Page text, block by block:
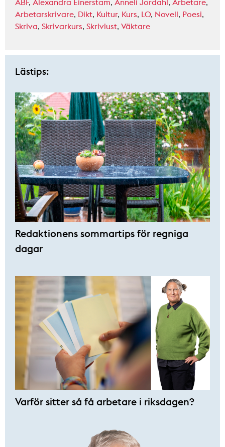
Arbetarskrivare, Dikt, Kultur, Kurs, LO, Novell, Poesi,
Skriva, Skrivarkurs, Skrivlust, Väktare
Lästips:
Redaktionens sommar­tips för regniga
dagar
Varför sitter så få ­arbetare i riksdagen?